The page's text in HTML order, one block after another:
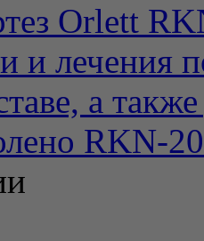
Orlett
и лечения
а
RKN-